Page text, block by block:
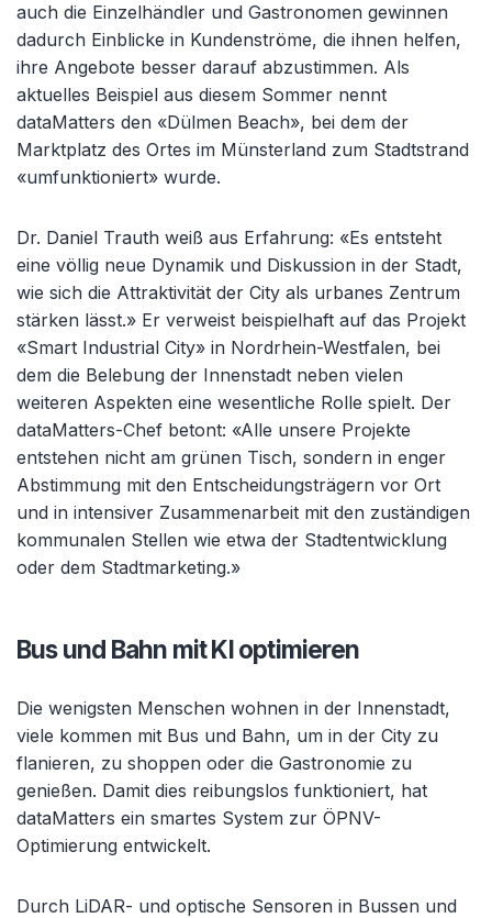
auch die Einzelhändler und Gastronomen gewinnen
dadurch Einblicke in Kundenströme, die ihnen helfen,
ihre Angebote besser darauf abzustimmen. Als
aktuelles Beispiel aus diesem Sommer nennt
dataMatters den «Dülmen Beach», bei dem der
Marktplatz des Ortes im Münsterland zum Stadtstrand
«umfunktioniert» wurde.
Dr. Daniel Trauth weiß aus Erfahrung: «Es entsteht
eine völlig neue Dynamik und Diskussion in der Stadt,
wie sich die Attraktivität der City als urbanes Zentrum
stärken lässt.» Er verweist beispielhaft auf das Projekt
«Smart Industrial City» in Nordrhein-Westfalen, bei
dem die Belebung der Innenstadt neben vielen
weiteren Aspekten eine wesentliche Rolle spielt. Der
dataMatters-Chef betont: «Alle unsere Projekte
entstehen nicht am grünen Tisch, sondern in enger
Abstimmung mit den Entscheidungsträgern vor Ort
und in intensiver Zusammenarbeit mit den zuständigen
kommunalen Stellen wie etwa der Stadtentwicklung
oder dem Stadtmarketing.»
Bus und Bahn mit KI optimieren
Die wenigsten Menschen wohnen in der Innenstadt,
viele kommen mit Bus und Bahn, um in der City zu
flanieren, zu shoppen oder die Gastronomie zu
genießen. Damit dies reibungslos funktioniert, hat
dataMatters ein smartes System zur ÖPNV-
Optimierung entwickelt.
Durch LiDAR- und optische Sensoren in Bussen und